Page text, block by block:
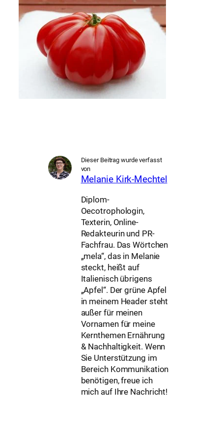
Dieser Beitrag wurde verfasst
von
Melanie Kirk-Mechtel
Diplom-
Oecotrophologin,
Texterin, Online-
Redakteurin und PR-
Fachfrau. Das Wörtchen
„mela“, das in Melanie
steckt, heißt auf
Italienisch übrigens
„Apfel“. Der grüne Apfel
in meinem Header steht
außer für meinen
Vornamen für meine
Kernthemen Ernährung
& Nachhaltigkeit. Wenn
Sie Unterstützung im
Bereich Kommunikation
benötigen, freue ich
mich auf Ihre Nachricht!